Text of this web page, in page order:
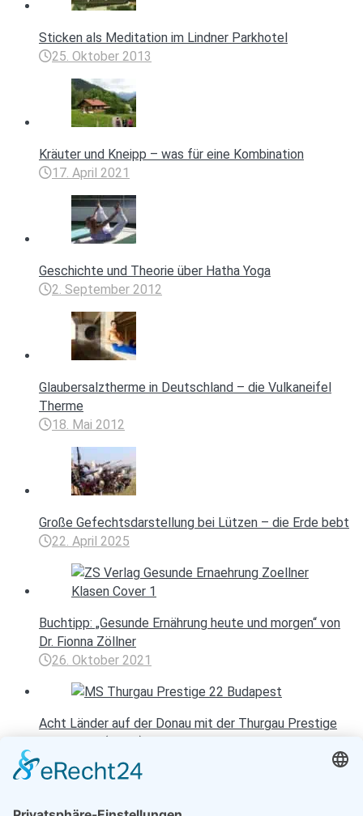
Sticken als Meditation im Lindner Parkhotel
25. Oktober 2013
Kräuter und Kneipp – was für eine Kombination
17. April 2021
Geschichte und Theorie über Hatha Yoga
2. September 2012
Glaubersalztherme in Deutschland – die Vulkaneifel
Therme
18. Mai 2012
Große Gefechtsdarstellung bei Lützen – die Erde bebt
22. April 2025
Buchtipp: „Gesunde Ernährung heute und morgen“ von
Dr. Fionna Zöllner
26. Oktober 2021
Acht Länder auf der Donau mit der Thurgau Prestige
8. August 2025